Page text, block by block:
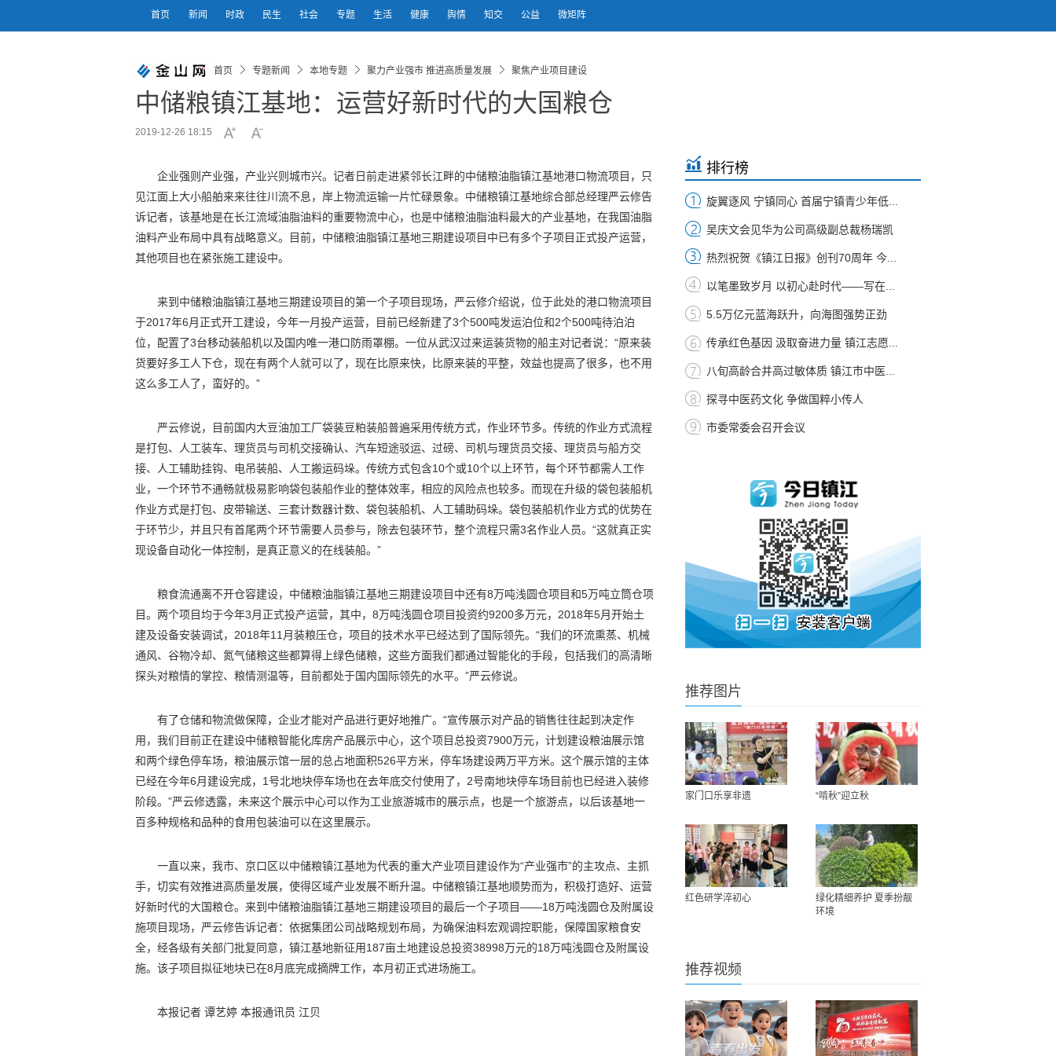
首页 新闻 时政 民生 社会 专题 生活 健康 舆情 知交 公益 微矩阵
首页 专题新闻 本地专题 聚力产业强市 推进高质量发展 聚焦产业项目建设
中储粮镇江基地：运营好新时代的大国粮仓
2019-12-26 18:15
企业强则产业强，产业兴则城市兴。记者日前走进紧邻长江畔的中储粮油脂镇江基地港口物流项目，只
见江面上大小船舶来来往往川流不息，岸上物流运输一片忙碌景象。中储粮镇江基地综合部总经理严云修告
诉记者，该基地是在长江流域油脂油料的重要物流中心，也是中储粮油脂油料最大的产业基地，在我国油脂
油料产业布局中具有战略意义。目前，中储粮油脂镇江基地三期建设项目中已有多个子项目正式投产运营，
其他项目也在紧张施工建设中。
来到中储粮油脂镇江基地三期建设项目的第一个子项目现场，严云修介绍说，位于此处的港口物流项目
于2017年6月正式开工建设，今年一月投产运营，目前已经新建了3个500吨发运泊位和2个500吨待泊泊
位，配置了3台移动装船机以及国内唯一港口防雨罩棚。一位从武汉过来运装货物的船主对记者说：“原来装
货要好多工人下仓，现在有两个人就可以了，现在比原来快，比原来装的平整，效益也提高了很多，也不用
这么多工人了，蛮好的。”
严云修说，目前国内大豆油加工厂袋装豆粕装船普遍采用传统方式，作业环节多。传统的作业方式流程
是打包、人工装车、理货员与司机交接确认、汽车短途驳运、过磅、司机与理货员交接、理货员与船方交
接、人工辅助挂钩、电吊装船、人工搬运码垛。传统方式包含10个或10个以上环节，每个环节都需人工作
业，一个环节不通畅就极易影响袋包装船作业的整体效率，相应的风险点也较多。而现在升级的袋包装船机
作业方式是打包、皮带输送、三套计数器计数、袋包装船机、人工辅助码垛。袋包装船机作业方式的优势在
于环节少，并且只有首尾两个环节需要人员参与，除去包装环节，整个流程只需3名作业人员。“这就真正实
现设备自动化一体控制，是真正意义的在线装船。”
粮食流通离不开仓容建设，中储粮油脂镇江基地三期建设项目中还有8万吨浅圆仓项目和5万吨立筒仓项
目。两个项目均于今年3月正式投产运营，其中，8万吨浅圆仓项目投资约9200多万元，2018年5月开始土
建及设备安装调试，2018年11月装粮压仓，项目的技术水平已经达到了国际领先。“我们的环流熏蒸、机械
通风、谷物冷却、氮气储粮这些都算得上绿色储粮，这些方面我们都通过智能化的手段，包括我们的高清晰
探头对粮情的掌控、粮情测温等，目前都处于国内国际领先的水平。”严云修说。
有了仓储和物流做保障，企业才能对产品进行更好地推广。“宣传展示对产品的销售往往起到决定作
用，我们目前正在建设中储粮智能化库房产品展示中心，这个项目总投资7900万元，计划建设粮油展示馆
和两个绿色停车场，粮油展示馆一层的总占地面积526平方米，停车场建设两万平方米。这个展示馆的主体
已经在今年6月建设完成，1号北地块停车场也在去年底交付使用了，2号南地块停车场目前也已经进入装修
阶段。”严云修透露，未来这个展示中心可以作为工业旅游城市的展示点，也是一个旅游点，以后该基地一
百多种规格和品种的食用包装油可以在这里展示。
一直以来，我市、京口区以中储粮镇江基地为代表的重大产业项目建设作为“产业强市”的主攻点、主抓
手，切实有效推进高质量发展，使得区域产业发展不断升温。中储粮镇江基地顺势而为，积极打造好、运营
好新时代的大国粮仓。来到中储粮油脂镇江基地三期建设项目的最后一个子项目——18万吨浅圆仓及附属设
施项目现场，严云修告诉记者：依据集团公司战略规划布局，为确保油料宏观调控职能，保障国家粮食安
全，经各级有关部门批复同意，镇江基地新征用187亩土地建设总投资38998万元的18万吨浅圆仓及附属设
施。该子项目拟征地块已在8月底完成摘牌工作，本月初正式进场施工。
本报记者 谭艺婷 本报通讯员 江贝
排行榜
旋翼逐风 宁镇同心 首届宁镇青少年低...
吴庆文会见华为公司高级副总裁杨瑞凯
热烈祝贺《镇江日报》创刊70周年 今...
以笔墨致岁月 以初心赴时代——写在...
5.5万亿元蓝海跃升，向海图强势正劲
传承红色基因 汲取奋进力量 镇江志愿...
八旬高龄合并高过敏体质 镇江市中医...
探寻中医药文化 争做国粹小传人
市委常委会召开会议
推荐图片
家门口乐享非遗 “啃秋”迎立秋
红色研学淬初心
绿化精细养护 夏季扮靓
环境
推荐视频